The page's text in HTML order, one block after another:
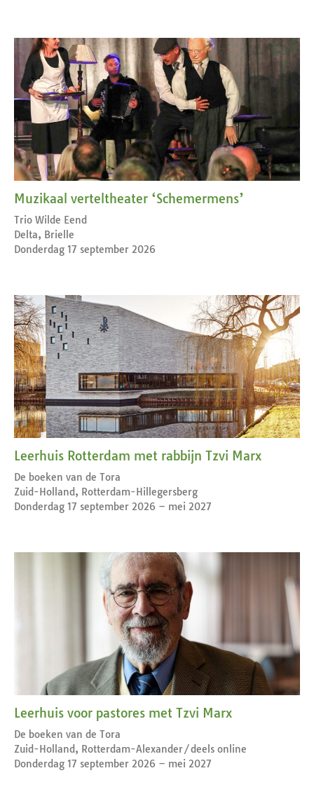
Muzikaal verteltheater ‘Schemermens’
Trio Wilde Eend
Delta, Brielle
Donderdag 17 september 2026
Leerhuis Rotterdam met rabbijn Tzvi Marx
De boeken van de Tora
Zuid-Holland, Rotterdam-Hillegersberg
Donderdag 17 september 2026 – mei 2027
Leerhuis voor pastores met Tzvi Marx
De boeken van de Tora
Zuid-Holland, Rotterdam-Alexander/deels online
Donderdag 17 september 2026 – mei 2027